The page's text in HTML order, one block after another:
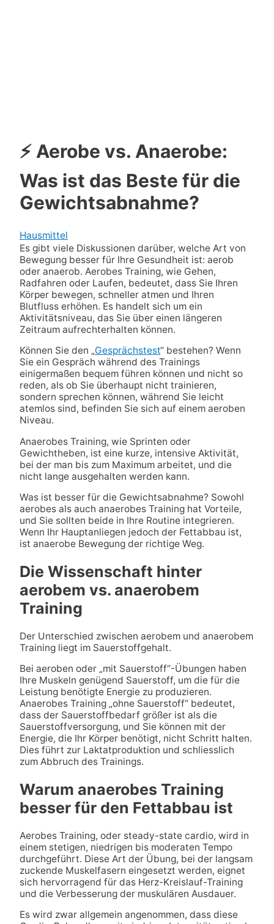
⚡ Aerobe vs. Anaerobe:
Was ist das Beste für die
Gewichtsabnahme?
Hausmittel
Es gibt viele Diskussionen darüber, welche Art von
Bewegung besser für Ihre Gesundheit ist: aerob
oder anaerob. Aerobes Training, wie Gehen,
Radfahren oder Laufen, bedeutet, dass Sie Ihren
Körper bewegen, schneller atmen und Ihren
Blutfluss erhöhen. Es handelt sich um ein
Aktivitätsniveau, das Sie über einen längeren
Zeitraum aufrechterhalten können.
Können Sie den „Gesprächstest“ bestehen? Wenn
Sie ein Gespräch während des Trainings
einigermaßen bequem führen können und nicht so
reden, als ob Sie überhaupt nicht trainieren,
sondern sprechen können, während Sie leicht
atemlos sind, befinden Sie sich auf einem aeroben
Niveau.
Anaerobes Training, wie Sprinten oder
Gewichtheben, ist eine kurze, intensive Aktivität,
bei der man bis zum Maximum arbeitet, und die
nicht lange ausgehalten werden kann.
Was ist besser für die Gewichtsabnahme? Sowohl
aerobes als auch anaerobes Training hat Vorteile,
und Sie sollten beide in Ihre Routine integrieren.
Wenn Ihr Hauptanliegen jedoch der Fettabbau ist,
ist anaerobe Bewegung der richtige Weg.
Die Wissenschaft hinter
aerobem vs. anaerobem
Training
Der Unterschied zwischen aerobem und anaerobem
Training liegt im Sauerstoffgehalt.
Bei aeroben oder „mit Sauerstoff“-Übungen haben
Ihre Muskeln genügend Sauerstoff, um die für die
Leistung benötigte Energie zu produzieren.
Anaerobes Training „ohne Sauerstoff“ bedeutet,
dass der Sauerstoffbedarf größer ist als die
Sauerstoffversorgung, und Sie können mit der
Energie, die Ihr Körper benötigt, nicht Schritt halten.
Dies führt zur Laktatproduktion und schliesslich
zum Abbruch des Trainings.
Warum anaerobes Training
besser für den Fettabbau ist
Aerobes Training, oder steady-state cardio, wird in
einem stetigen, niedrigen bis moderaten Tempo
durchgeführt. Diese Art der Übung, bei der langsam
zuckende Muskelfasern eingesetzt werden, eignet
sich hervorragend für das Herz-Kreislauf-Training
und die Verbesserung der muskulären Ausdauer.
Es wird zwar allgemein angenommen, dass diese